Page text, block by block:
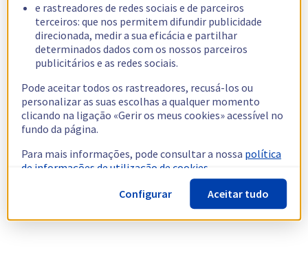
e rastreadores de redes sociais e de parceiros
terceiros: que nos permitem difundir publicidade
direcionada, medir a sua eficácia e partilhar
determinados dados com os nossos parceiros
publicitários e as redes sociais.
Pode aceitar todos os rastreadores, recusá-los ou
personalizar as suas escolhas a qualquer momento
clicando na ligação «Gerir os meus cookies» acessível no
fundo da página.
Para mais informações, pode consultar a nossa política
de informações de utilização de cookies.
Configurar
Aceitar tudo